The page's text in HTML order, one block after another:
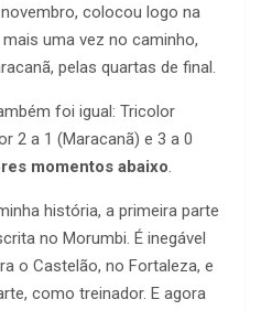
colocou logo na
uma vez no caminho,
pelas quartas de final.
foi igual: Tricolor
2 a 1 (Maracanã) e 3 a 0
momentos abaixo.
história, a primeira parte
no Morumbi. É inegável
o Castelão, no Fortaleza, e
como treinador. E agora